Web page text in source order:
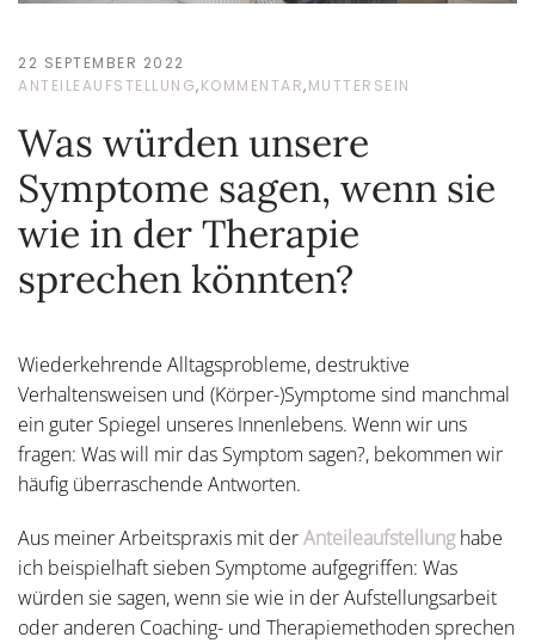
22 SEPTEMBER 2022
ANTEILEAUFSTELLUNG,KOMMENTAR,MUTTERSEIN
Was würden unsere
Symptome sagen, wenn sie
wie in der Therapie
sprechen könnten?
Wiederkehrende Alltagsprobleme, destruktive
Verhaltensweisen und (Körper-)Symptome sind manchmal
ein guter Spiegel unseres Innenlebens. Wenn wir uns
fragen: Was will mir das Symptom sagen?, bekommen wir
häufig überraschende Antworten.
Aus meiner Arbeitspraxis mit derAnteileaufstellunghabe
ich beispielhaft sieben Symptome aufgegriffen: Was
würden sie sagen, wenn sie wie in der Aufstellungsarbeit
oder anderen Coaching- und Therapiemethoden sprechen